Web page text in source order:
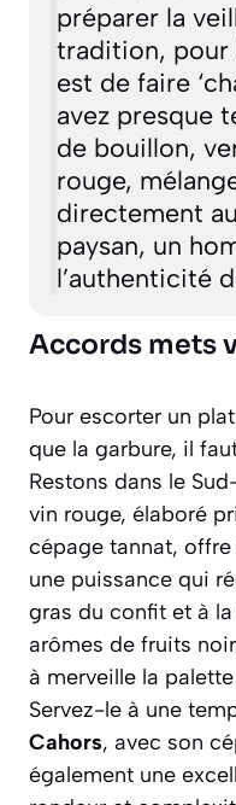
préparer la
tradition, pour
est de faire
avez presque
de bouillon,
rouge,
directement
paysan, un
l’authenticité
Accords mets
Pour escorter un
que la garbure, il
Restons dans le
vin rouge, élaboré
cépage tannat,
une puissance qui
gras du confit et à
arômes de fruits
à merveille la
Servez-le à une
Cahors, avec son
également une